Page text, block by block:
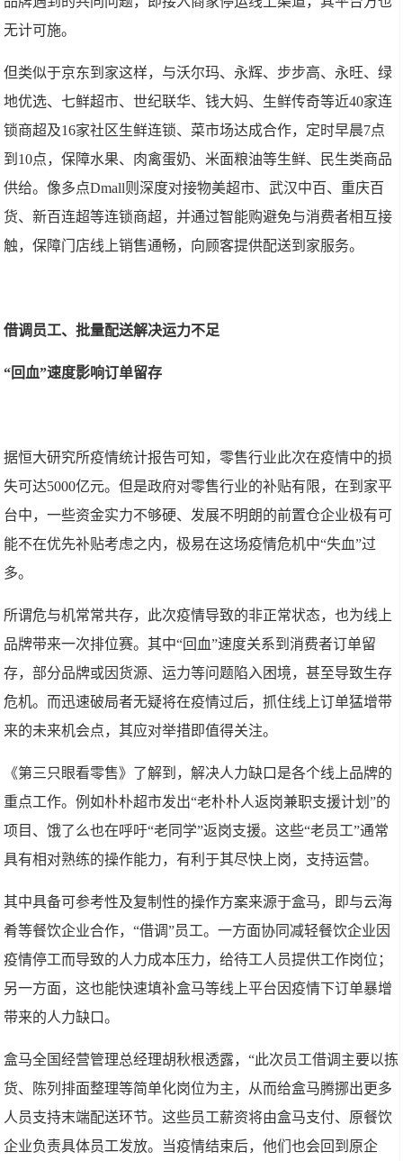
无计可施。
但类似于京东到家这样，与沃尔玛、永辉、步步高、永旺、绿
地优选、七鲜超市、世纪联华、钱大妈、生鲜传奇等近40家连
锁商超及16家社区生鲜连锁、菜市场达成合作，定时早晨7点
到10点，保障水果、肉禽蛋奶、米面粮油等生鲜、民生类商品
供给。像多点Dmall则深度对接物美超市、武汉中百、重庆百
货、新百连超等连锁商超，并通过智能购避免与消费者相互接
触，保障门店线上销售通畅，向顾客提供配送到家服务。
借调员工、批量配送解决运力不足
“回血”速度影响订单留存
据恒大研究所疫情统计报告可知，零售行业此次在疫情中的损
失可达5000亿元。但是政府对零售行业的补贴有限，在到家平
台中，一些资金实力不够硬、发展不明朗的前置仓企业极有可
能不在优先补贴考虑之内，极易在这场疫情危机中“失血”过
多。
所谓危与机常常共存，此次疫情导致的非正常状态，也为线上
品牌带来一次排位赛。其中“回血”速度关系到消费者订单留
存，部分品牌或因货源、运力等问题陷入困境，甚至导致生存
危机。而迅速破局者无疑将在疫情过后，抓住线上订单猛增带
来的未来机会点，其应对举措即值得关注。
《第三只眼看零售》了解到，解决人力缺口是各个线上品牌的
重点工作。例如朴朴超市发出“老朴朴人返岗兼职支援计划”的
项目、饿了么也在呼吁“老同学”返岗支援。这些“老员工”通常
具有相对熟练的操作能力，有利于其尽快上岗，支持运营。
其中具备可参考性及复制性的操作方案来源于盒马，即与云海
肴等餐饮企业合作，“借调”员工。一方面协同减轻餐饮企业因
疫情停工而导致的人力成本压力，给待工人员提供工作岗位；
另一方面，这也能快速填补盒马等线上平台因疫情下订单暴增
带来的人力缺口。
盒马全国经营管理总经理胡秋根透露，“此次员工借调主要以拣
货、陈列排面整理等简单化岗位为主，从而给盒马腾挪出更多
人员支持末端配送环节。这些员工薪资将由盒马支付、原餐饮
企业负责具体员工发放。当疫情结束后，他们也会回到原企